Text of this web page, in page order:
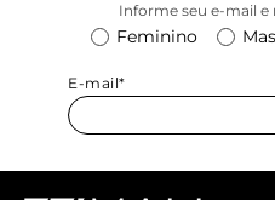
pedem leveza, frescor,
com ele o melhor do verão. <3
Informe seu e-mail e
Feminino
E-mail*